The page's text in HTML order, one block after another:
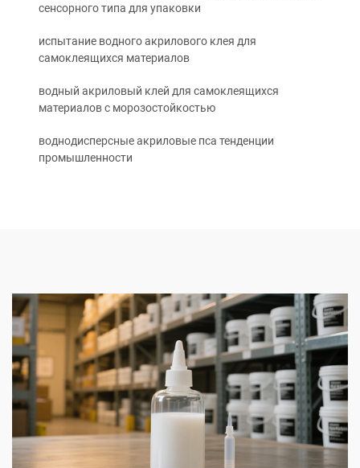
сенсорного типа для упаковки
испытание водного акрилового клея для
самоклеящихся материалов
водный акриловый клей для самоклеящихся
материалов с морозостойкостью
воднодисперсные акриловые пса тенденции
промышленности